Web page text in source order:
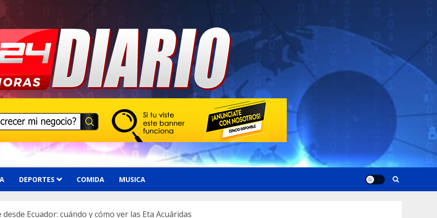
DEPORTES COMIDA MUSICA
Ecuador: cuándo y cómo ver las Eta Acuáridas